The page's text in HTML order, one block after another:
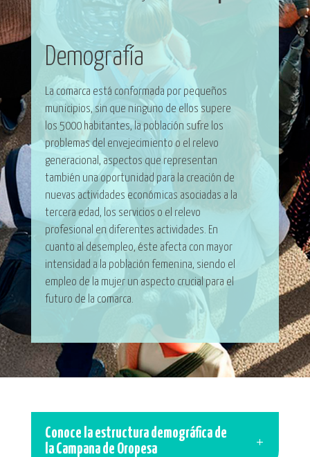
Demografía
La comarca está conformada por pequeños
municipios, sin que ninguno de ellos supere
los 5000 habitantes, la población sufre los
problemas del envejecimiento o el relevo
generacional, aspectos que representan
también una oportunidad para la creación de
nuevas actividades económicas asociadas a la
tercera edad, los servicios o el relevo
profesional en diferentes actividades. En
cuanto al desempleo, éste afecta con mayor
intensidad a la población femenina, siendo el
empleo de la mujer un aspecto crucial para el
futuro de la comarca.
Conoce la estructura demográfica de
la Campana de Oropesa